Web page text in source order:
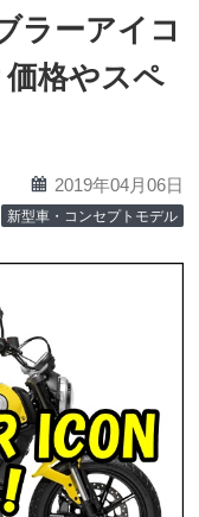
ラーアイコ
格やスペ
calendar 2019年04月06日
新型車・コンセプトモデル